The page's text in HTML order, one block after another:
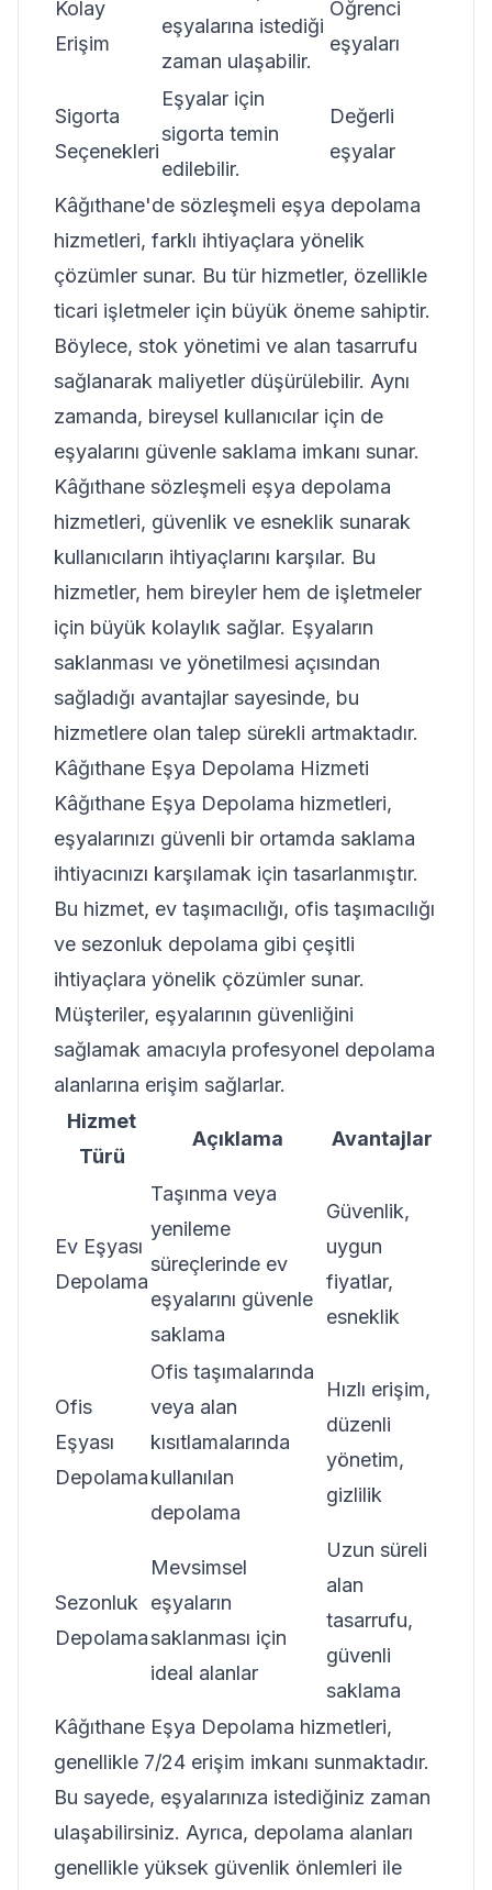
Kolay
Erişim
eşyalarına istediği
zaman ulaşabilir.
Öğrenci
eşyaları
Sigorta
Seçenekleri
Eşyalar için
sigorta temin
edilebilir.
Değerli
eşyalar
Kâğıthane'de sözleşmeli eşya depolama
hizmetleri, farklı ihtiyaçlara yönelik
çözümler sunar. Bu tür hizmetler, özellikle
ticari işletmeler için büyük öneme sahiptir.
Böylece, stok yönetimi ve alan tasarrufu
sağlanarak maliyetler düşürülebilir. Aynı
zamanda, bireysel kullanıcılar için de
eşyalarını güvenle saklama imkanı sunar.
Kâğıthane sözleşmeli eşya depolama
hizmetleri, güvenlik ve esneklik sunarak
kullanıcıların ihtiyaçlarını karşılar. Bu
hizmetler, hem bireyler hem de işletmeler
için büyük kolaylık sağlar. Eşyaların
saklanması ve yönetilmesi açısından
sağladığı avantajlar sayesinde, bu
hizmetlere olan talep sürekli artmaktadır.
Kâğıthane Eşya Depolama Hizmeti
Kâğıthane Eşya Depolama hizmetleri,
eşyalarınızı güvenli bir ortamda saklama
ihtiyacınızı karşılamak için tasarlanmıştır.
Bu hizmet, ev taşımacılığı, ofis taşımacılığı
ve sezonluk depolama gibi çeşitli
ihtiyaçlara yönelik çözümler sunar.
Müşteriler, eşyalarının güvenliğini
sağlamak amacıyla profesyonel depolama
alanlarına erişim sağlarlar.
Hizmet
Türü
Açıklama Avantajlar
Ev Eşyası
Depolama
Taşınma veya
yenileme
süreçlerinde ev
eşyalarını güvenle
saklama
Güvenlik,
uygun
fiyatlar,
esneklik
Ofis
Eşyası
Depolama
Ofis taşımalarında
veya alan
kısıtlamalarında
kullanılan
depolama
Hızlı erişim,
düzenli
yönetim,
gizlilik
Sezonluk
Depolama
Mevsimsel
eşyaların
saklanması için
ideal alanlar
Uzun süreli
alan
tasarrufu,
güvenli
saklama
Kâğıthane Eşya Depolama hizmetleri,
genellikle 7/24 erişim imkanı sunmaktadır.
Bu sayede, eşyalarınıza istediğiniz zaman
ulaşabilirsiniz. Ayrıca, depolama alanları
genellikle yüksek güvenlik önlemleri ile